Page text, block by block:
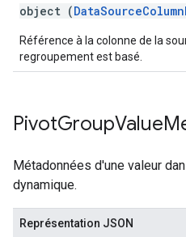
object (
Référence à la colonne de la
regroupement est basé.
PivotGroupValue
Métadonnées d'une valeur
dynamique.
Représentation JSON